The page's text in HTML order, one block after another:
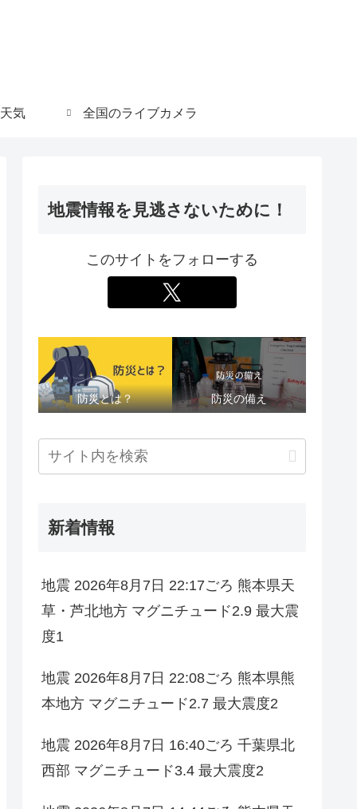
天気 全国のライブカメラ
地震情報を見逃さないために！
このサイトをフォローする
防災とは？ 防災の備え
新着情報
地震 2026年8月7日 22:17ごろ 熊本県天
草・芦北地方 マグニチュード2.9 最大震
度1
地震 2026年8月7日 22:08ごろ 熊本県熊
本地方 マグニチュード2.7 最大震度2
地震 2026年8月7日 16:40ごろ 千葉県北
西部 マグニチュード3.4 最大震度2